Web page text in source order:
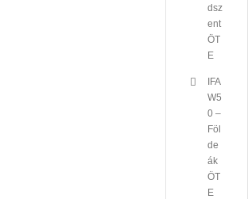
dsz
ent
ÖT
E
IFA
W5
0 –
Föl
de
ák
ÖT
E